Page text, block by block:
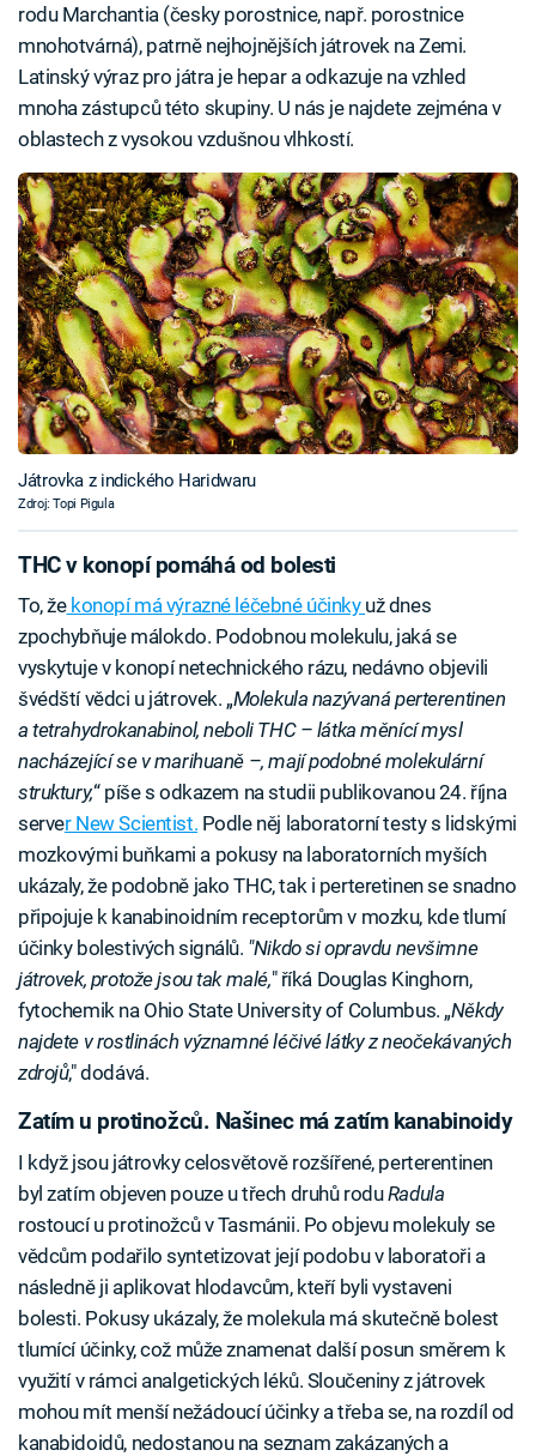
rodu Marchantia (česky porostnice, např. porostnice
mnohotvárná), patrně nejhojnějších játrovek na Zemi.
Latinský výraz pro játra je hepar a odkazuje na vzhled
mnoha zástupců této skupiny. U nás je najdete zejména v
oblastech z vysokou vzdušnou vlhkostí.
Játrovka z indického Haridwaru
Zdroj: Topi Pigula
THC v konopí pomáhá od bolesti
To, žekonopí má výrazné léčebné účinky už dnes
zpochybňuje málokdo. Podobnou molekulu, jaká se
vyskytuje v konopí netechnického rázu, nedávno objevili
švédští vědci u játrovek. „Molekula nazývaná perterentinen
a tetrahydrokanabinol, neboli THC – látka měnící mysl
nacházející se v marihuaně –, mají podobné molekulární
struktury,“ píše s odkazem na studii publikovanou 24. října
server New Scientist. Podle něj laboratorní testy s lidskými
mozkovými buňkami a pokusy na laboratorních myších
ukázaly, že podobně jako THC, tak i perteretinen se snadno
připojuje k kanabinoidním receptorům v mozku, kde tlumí
účinky bolestivých signálů. "Nikdo si opravdu nevšimne
játrovek, protože jsou tak malé," říká Douglas Kinghorn,
fytochemik na Ohio State University of Columbus. „Někdy
najdete v rostlinách významné léčivé látky z neočekávaných
zdrojů," dodává.
Zatím u protinožců. Našinec má zatím kanabinoidy
I když jsou játrovky celosvětově rozšířené, perterentinen
byl zatím objeven pouze u třech druhů roduRadula
rostoucí u protinožců v Tasmánii. Po objevu molekuly se
vědcům podařilo syntetizovat její podobu v laboratoři a
následně ji aplikovat hlodavcům, kteří byli vystaveni
bolesti. Pokusy ukázaly, že molekula má skutečně bolest
tlumící účinky, což může znamenat další posun směrem k
využití v rámci analgetických léků. Sloučeniny z játrovek
mohou mít menší nežádoucí účinky a třeba se, na rozdíl od
kanabidoidů, nedostanou na seznam zakázaných a